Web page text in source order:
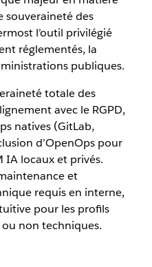
souveraineté des
l’outil privilégié
réglementés, la
publiques.
totale des
avec le RGPD,
natives (GitLab,
d’OpenOps pour
IA locaux et privés.
et
requis en interne,
pour les profils
non techniques.